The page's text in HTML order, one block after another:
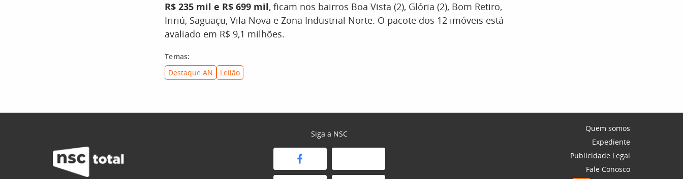
R$ 235 mil e R$ 699 mil, ficam nos bairros Boa Vista (2), Glória (2), Bom Retiro,
Iririú, Saguaçu, Vila Nova e Zona Industrial Norte. O pacote dos 12 imóveis está
avaliado em R$ 9,1 milhões.
Temas:
Destaque AN
Leilão
Siga a NSC
Quem somos
Expediente
Publicidade Legal
Fale Conosco